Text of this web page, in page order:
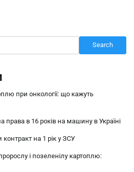
Search
при онкології: що кажуть
в 16 років на машину в Україні
на 1 рік у ЗСУ
і позеленілу картоплю: